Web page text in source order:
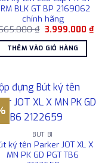
₫.
BLK GT BP 2169062
chính hãng
₫ Giá
là:
4.565.000 ₫.
3.999.000 ₫Giá
THÊM VÀO GIỎ HÀNG
BÚT BI
ký tên Parker JOT XL X
MN PK GD PGT TB6